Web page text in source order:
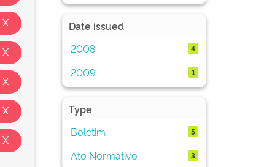
Date issued
2008
4
2009 1
Type
Boletim
5
Ato Normativo 3